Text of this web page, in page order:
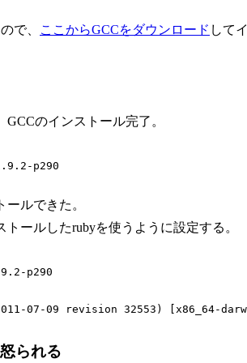
で、 ここからGCCをダウンロード して
GCCのインストール完了。
ルできた。
トールしたrubyを使うように設定する。
p290
られる